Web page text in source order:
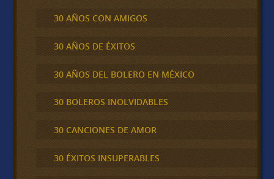
30 AÑOS CON AMIGOS
30 AÑOS DE ÉXITOS
30 AÑOS DEL BOLERO EN MÉXICO
30 BOLEROS INOLVIDABLES
30 CANCIONES DE AMOR
30 ÉXITOS INSUPERABLES